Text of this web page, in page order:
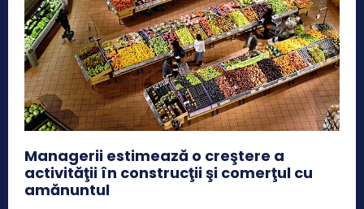
Managerii estimează o creştere a
activităţii în construcţii şi comerţul cu
amănuntul